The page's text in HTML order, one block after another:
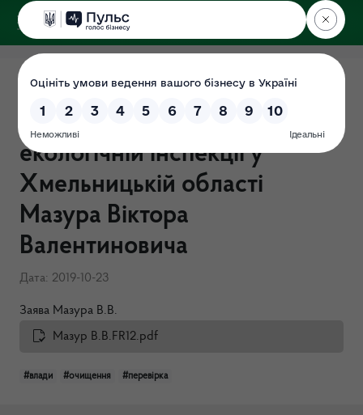
ДЕРЖЕКОІНСПЕКЦІЯ
у Хмельницькій області
Перевірка "Про очищення
влади" в Державній
екологічній інспекції у
Хмельницькій області
Мазура Віктора
Валентиновича
Дата: 2019-10-23
Заява Мазура В.В.
Мазур В.В.FR12.pdf
#влади #очищення #перевірка